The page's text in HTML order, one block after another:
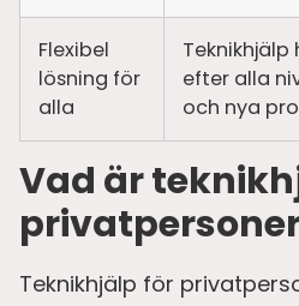
Flexibel
lösning för
alla
efter alla
och nya
Vad är
Teknikhjälp för